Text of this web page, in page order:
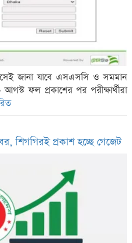
জানা যাবে এসএসসি ও সমমান
ফল প্রকাশের পর পরীক্ষার্থীরা
শিগগিরই প্রকাশ হচ্ছে গেজেট